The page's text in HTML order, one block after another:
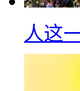
人这